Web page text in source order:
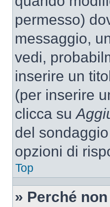
permesso)
messaggio,
vedi,
inserire un
(per inserire
clicca su
del
opzioni di
Top
» Perché